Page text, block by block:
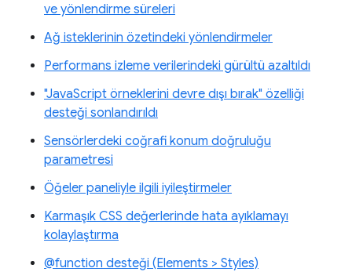
ve yönlendirme süreleri
Ağ isteklerinin özetindeki yönlendirmeler
Performans izleme verilerindeki gürültü azaltıldı
"JavaScript örneklerini devre dışı bırak" özelliği
desteği sonlandırıldı
Sensörlerdeki coğrafi konum doğruluğu
parametresi
Öğeler paneliyle ilgili iyileştirmeler
Karmaşık CSS değerlerinde hata ayıklamayı
kolaylaştırma
@function desteği (Elements > Styles)